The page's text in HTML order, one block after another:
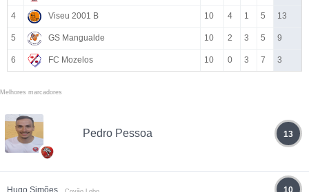
4 Viseu 2001 B 10 4 1 5 13
5 GS Mangualde 10 2 3 5 9
6 FC Mozelos 10 0 3 7 3
Melhores marcadores
Pedro Pessoa 13
Hugo Simões 10